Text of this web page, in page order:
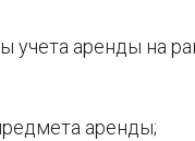
учета аренды на
аренды;